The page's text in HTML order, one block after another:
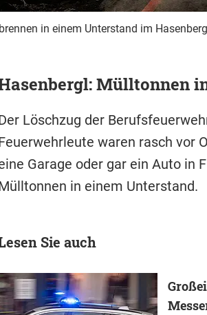
in einem Unterstand im
Mülltonnen
Löschzug der
waren rasch vor
Garage oder gar ein Auto in
in einem Unterstand.
Sie auch